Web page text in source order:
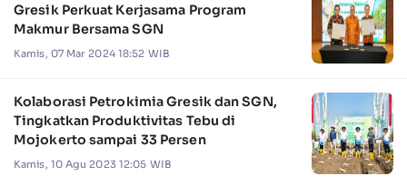
Gresik Perkuat Kerjasama Program
Makmur Bersama SGN
Kamis, 07 Mar 2024 18:52 WIB
Kolaborasi Petrokimia Gresik dan SGN,
Tingkatkan Produktivitas Tebu di
Mojokerto sampai 33 Persen
Kamis, 10 Agu 2023 12:05 WIB